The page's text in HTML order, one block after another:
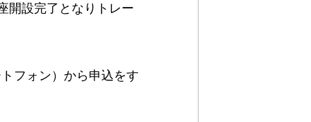
開設完了となりトレー
フォン）から申込をす